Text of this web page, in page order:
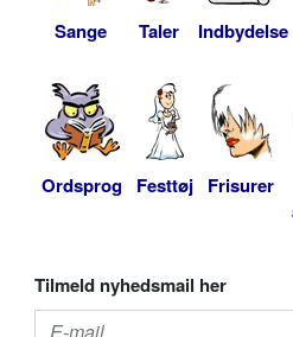
Sange Taler Indbydelse
Ordsprog Festtøj Frisurer
Tilmeld nyhedsmail her